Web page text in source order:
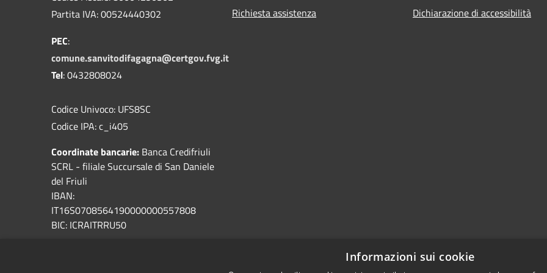
Partita IVA: 00524440302
PEC:
comune.sanvitodifagagna@certgov.fvg.it
Tel: 0432808024
Codice Univoco: UFS8SC
Codice IPA: c_i405
Coordinate bancarie: Banca Credifriuli
SCRL - filiale Succursale di San Daniele
del Friuli
IBAN:
IT16S0708564190000000557808
BIC: ICRAITRRU50
Richiesta assistenza Dichiarazione di accessibilità
Informazioni sui cookie